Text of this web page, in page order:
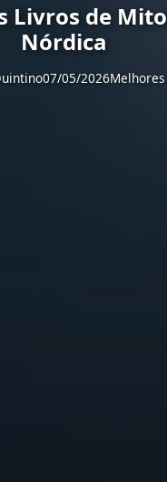
Livros de
Nórdica
07/05/2026